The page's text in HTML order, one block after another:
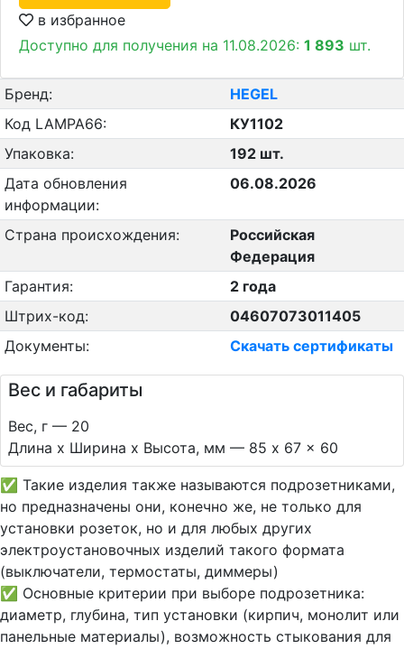
в избранное
Доступно для получения на 11.08.2026: 1 893 шт.
Бренд:
HEGEL
Код LAMPA66:
КУ1102
Упаковка:
192 шт.
Дата обновления
информации:
06.08.2026
Страна происхождения:
Российская
Федерация
Гарантия:
2 года
Штрих-код:
04607073011405
Документы:
Скачать сертификаты
Вес и габариты
Вес, г — 20
Длина х Ширина х Высота, мм — 85 x 67 x 60
✅ Такие изделия также называются подрозетниками,
но предназначены они, конечно же, не только для
установки розеток, но и для любых других
электроустановочных изделий такого формата
(выключатели, термостаты, диммеры)
✅ Основные критерии при выборе подрозетника:
диаметр, глубина, тип установки (кирпич, монолит или
панельные материалы), возможность стыкования для